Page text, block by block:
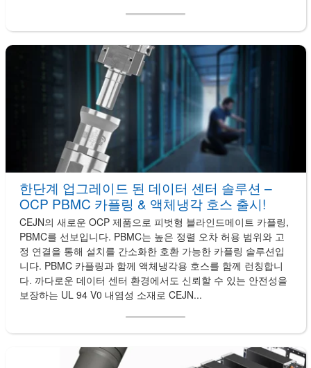
한단계 업그레이드 된 데이터 센터 솔루션 –
OCP PBMC 카플링 & 액체냉각 호스 출시!
CEJN의 새로운 OCP 제품으로 피벗형 블라인드메이트 카플링,
PBMC를 선보입니다. PBMC는 높은 정렬 오차 허용 범위와 고
정 연결을 통해 설치를 간소화한 호환 가능한 카플링 솔루션입
니다. PBMC 카플링과 함께 액체냉각용 호스를 함께 런칭합니
다. 까다로운 데이터 센터 환경에서도 신뢰할 수 있는 안전성을
보장하는 UL 94 V0 내염성 소재로 CEJN...